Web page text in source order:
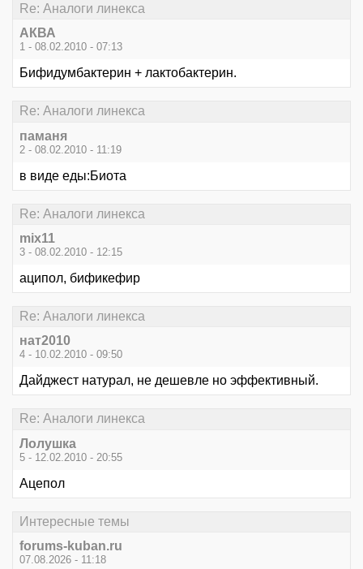
Re: Аналоги линекса
АКВА
1 - 08.02.2010 - 07:13
Бифидумбактерин + лактобактерин.
Re: Аналоги линекса
паманя
2 - 08.02.2010 - 11:19
в виде еды:Биота
Re: Аналоги линекса
mix11
3 - 08.02.2010 - 12:15
аципол, бификефир
Re: Аналоги линекса
нат2010
4 - 10.02.2010 - 09:50
Дайджест натурал, не дешевле но эффективный.
Re: Аналоги линекса
Лолушка
5 - 12.02.2010 - 20:55
Ацепол
Интересные темы
forums-kuban.ru
07.08.2026 - 11:18